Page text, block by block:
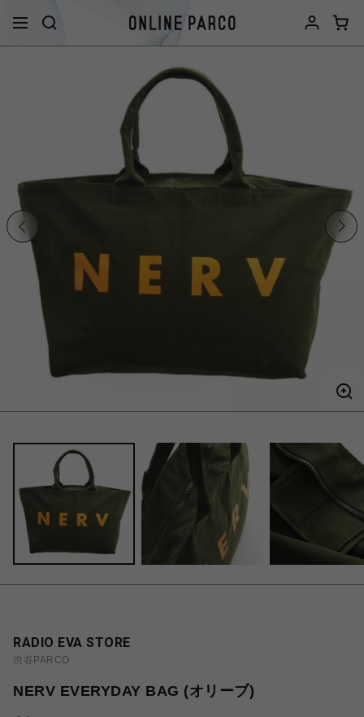
RADIO EVA STORE
渋谷PARCO
NERV EVERYDAY BAG (オリーブ)